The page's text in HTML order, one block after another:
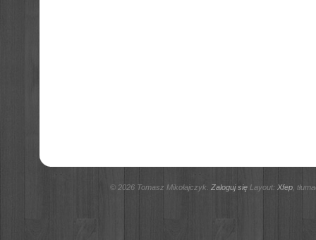
© 2026 Tomasz Mikołajczyk. Zaloguj sięLayout: Xfep,